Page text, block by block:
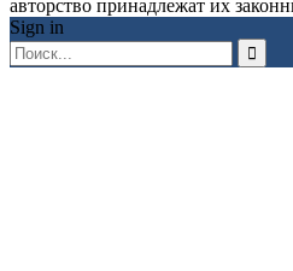
авторство принадлежат их
Sign in